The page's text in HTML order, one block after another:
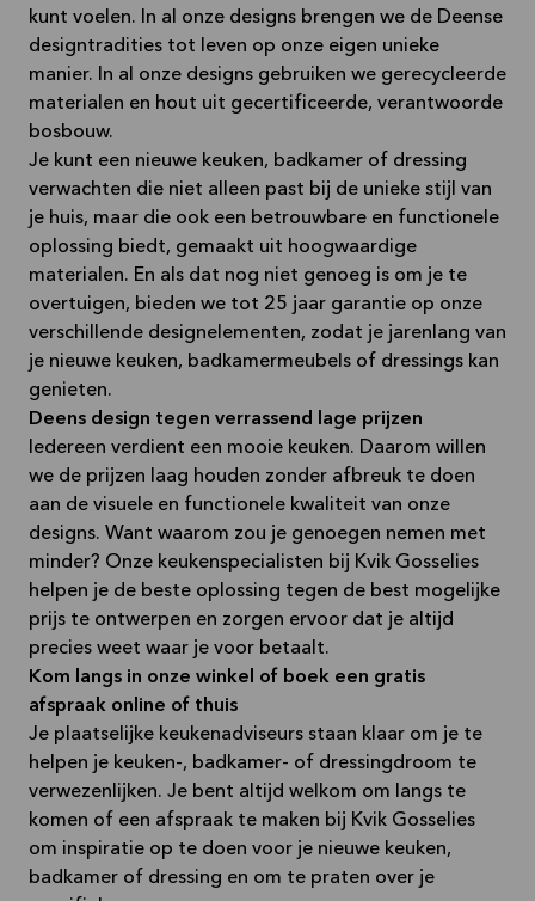
kunt voelen. In al onze designs brengen we de Deense
designtradities tot leven op onze eigen unieke
manier. In al onze designs gebruiken we gerecycleerde
materialen en hout uit gecertificeerde, verantwoorde
bosbouw.
Je kunt een nieuwe keuken, badkamer of dressing
verwachten die niet alleen past bij de unieke stijl van
je huis, maar die ook een betrouwbare en functionele
oplossing biedt, gemaakt uit hoogwaardige
materialen. En als dat nog niet genoeg is om je te
overtuigen, bieden we tot 25 jaar garantie op onze
verschillende designelementen, zodat je jarenlang van
je nieuwe keuken, badkamermeubels of dressings kan
genieten.
Deens design tegen verrassend lage prijzen
Iedereen verdient een mooie keuken. Daarom willen
we de prijzen laag houden zonder afbreuk te doen
aan de visuele en functionele kwaliteit van onze
designs. Want waarom zou je genoegen nemen met
minder? Onze keukenspecialisten bij Kvik Gosselies
helpen je de beste oplossing tegen de best mogelijke
prijs te ontwerpen en zorgen ervoor dat je altijd
precies weet waar je voor betaalt.
Kom langs in onze winkel of boek een gratis
afspraak online of thuis
Je plaatselijke keukenadviseurs staan klaar om je te
helpen je keuken-, badkamer- of dressingdroom te
verwezenlijken. Je bent altijd welkom om langs te
komen of een afspraak te maken bij Kvik Gosselies
om inspiratie op te doen voor je nieuwe keuken,
badkamer of dressing en om te praten over je